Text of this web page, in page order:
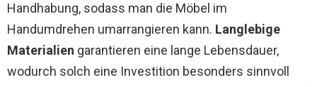
Handhabung, sodass man die Möbel im
Handumdrehen umarrangieren kann. Langlebige
Materialien garantieren eine lange Lebensdauer,
wodurch solch eine Investition besonders sinnvoll